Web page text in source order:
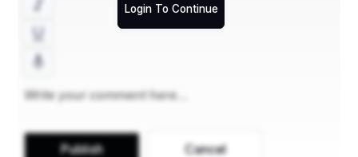
Login To Continue
Publish Cancel